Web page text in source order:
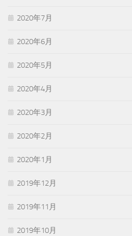
2020年7月
2020年6月
2020年5月
2020年4月
2020年3月
2020年2月
2020年1月
2019年12月
2019年11月
2019年10月